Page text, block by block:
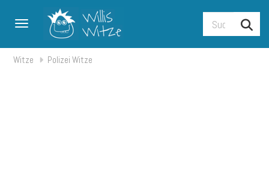
Toggle navigation
Witze Polizei Witze